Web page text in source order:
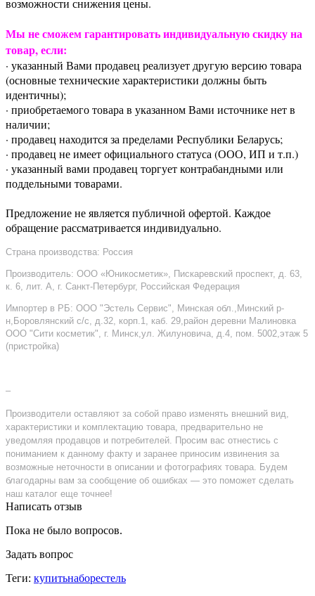
возможности снижения цены.
Мы не сможем гарантировать индивидуальную скидку на
товар, если:
· указанный Вами продавец реализует другую версию товара
(основные технические характеристики должны быть
идентичны);
· приобретаемого товара в указанном Вами источнике нет в
наличии;
· продавец находится за пределами Республики Беларусь;
· продавец не имеет официального статуса (ООО, ИП и т.п.)
· указанный вами продавец торгует контрабандными или
поддельными товарами.
Предложение не является публичной офертой. Каждое
обращение рассматривается индивидуально.
Страна производства: Россия
Производитель: ООО «Юникосметик», Пискаревский проспект, д. 63,
к. 6, лит. А, г. Санкт-Петербург, Российская Федерация
Импортер в РБ: ООО "Эстель Сервис", Минская обл.,Минский р-
н,Боровлянский с/с, д.32, корп.1, каб. 29,район деревни Малиновка
ООО "Сити косметик", г. Минск,ул. Жилуновича, д.4, пом. 5002,этаж 5
(пристройка)
–
Производители оставляют за собой право изменять внешний вид,
характеристики и комплектацию товара, предварительно не
уведомляя продавцов и потребителей. Просим вас отнестись с
пониманием к данному факту и заранее приносим извинения за
возможные неточности в описании и фотографиях товара. Будем
благодарны вам за сообщение об ошибках — это поможет сделать
наш каталог еще точнее!
Написать отзыв
Пока не было вопросов.
Задать вопрос
Теги: купитьнаборестель